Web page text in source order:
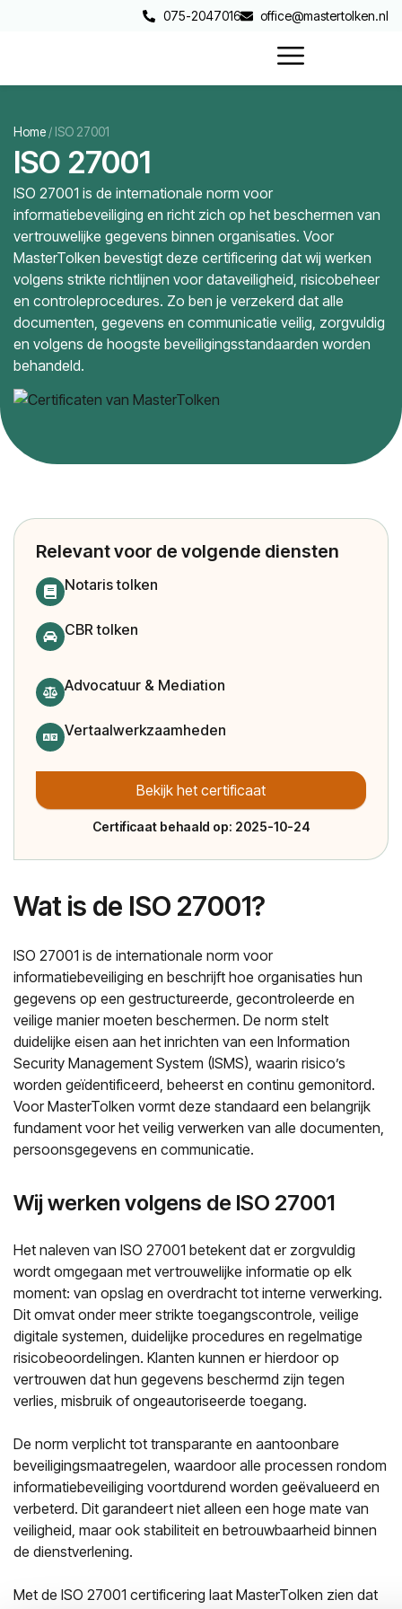
075-2047016 office@mastertolken.nl
Home / ISO 27001
ISO 27001
ISO 27001 is de internationale norm voor
informatiebeveiliging en richt zich op het beschermen van
vertrouwelijke gegevens binnen organisaties. Voor
MasterTolken bevestigt deze certificering dat wij werken
volgens strikte richtlijnen voor dataveiligheid, risicobeheer
en controleprocedures. Zo ben je verzekerd dat alle
documenten, gegevens en communicatie veilig, zorgvuldig
en volgens de hoogste beveiligingsstandaarden worden
behandeld.
Wat is de ISO 27001?
ISO 27001 is de internationale norm voor
informatiebeveiliging en beschrijft hoe organisaties hun
gegevens op een gestructureerde, gecontroleerde en
veilige manier moeten beschermen. De norm stelt
duidelijke eisen aan het inrichten van een Information
Security Management System (ISMS), waarin risico’s
worden geïdentificeerd, beheerst en continu gemonitord.
Voor MasterTolken vormt deze standaard een belangrijk
fundament voor het veilig verwerken van alle documenten,
persoonsgegevens en communicatie.
Wij werken volgens de ISO 27001
Het naleven van ISO 27001 betekent dat er zorgvuldig
wordt omgegaan met vertrouwelijke informatie op elk
moment: van opslag en overdracht tot interne verwerking.
Dit omvat onder meer strikte toegangscontrole, veilige
digitale systemen, duidelijke procedures en regelmatige
risicobeoordelingen. Klanten kunnen er hierdoor op
vertrouwen dat hun gegevens beschermd zijn tegen
verlies, misbruik of ongeautoriseerde toegang.
De norm verplicht tot transparante en aantoonbare
beveiligingsmaatregelen, waardoor alle processen rondom
informatiebeveiliging voortdurend worden geëvalueerd en
verbeterd. Dit garandeert niet alleen een hoge mate van
veiligheid, maar ook stabiliteit en betrouwbaarheid binnen
de dienstverlening.
Met de ISO 27001 certificering laat MasterTolken zien dat
Relevant voor de volgende diensten
Notaris tolken
CBR tolken
Advocatuur & Mediation
Vertaalwerkzaamheden
Bekijk het certificaat
Certificaat behaald op: 2025-10-24